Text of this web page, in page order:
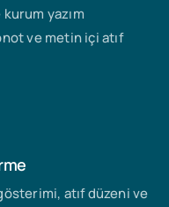
yazım
ve metin içi atıf
atıf düzeni ve